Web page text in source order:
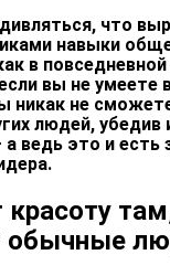
что
навыки
в
вы не умеете
никак не
людей, убедив
а ведь это и есть
обычные